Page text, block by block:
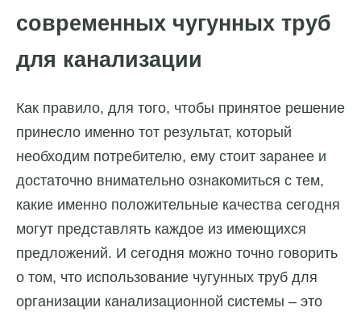
современных чугунных труб
для канализации
Как правило, для того, чтобы принятое решение
принесло именно тот результат, который
необходим потребителю, ему стоит заранее и
достаточно внимательно ознакомиться с тем,
какие именно положительные качества сегодня
могут представлять каждое из имеющихся
предложений. И сегодня можно точно говорить
о том, что использование чугунных труб для
организации канализационной системы – это